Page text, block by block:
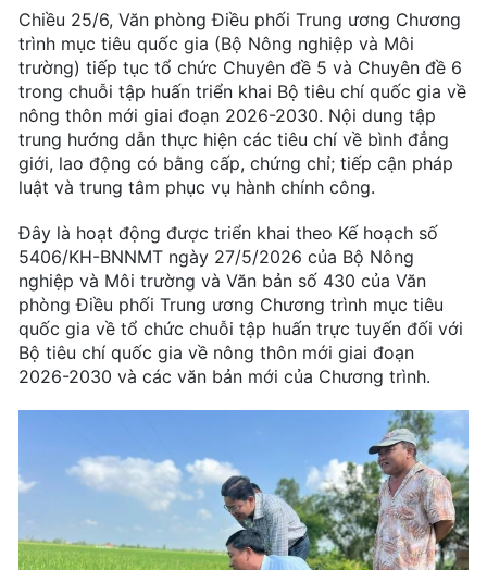
Chiều 25/6, Văn phòng Điều phối Trung ương Chương
trình mục tiêu quốc gia (Bộ Nông nghiệp và Môi
trường) tiếp tục tổ chức Chuyên đề 5 và Chuyên đề 6
trong chuỗi tập huấn triển khai Bộ tiêu chí quốc gia về
nông thôn mới giai đoạn 2026-2030. Nội dung tập
trung hướng dẫn thực hiện các tiêu chí về bình đẳng
giới, lao động có bằng cấp, chứng chỉ; tiếp cận pháp
luật và trung tâm phục vụ hành chính công.
Đây là hoạt động được triển khai theo Kế hoạch số
5406/KH-BNNMT ngày 27/5/2026 của Bộ Nông
nghiệp và Môi trường và Văn bản số 430 của Văn
phòng Điều phối Trung ương Chương trình mục tiêu
quốc gia về tổ chức chuỗi tập huấn trực tuyến đối với
Bộ tiêu chí quốc gia về nông thôn mới giai đoạn
2026-2030 và các văn bản mới của Chương trình.